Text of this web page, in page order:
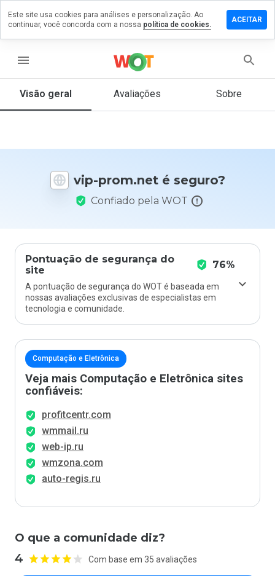
menu
Visão geral Avaliações Sobre
vip-prom.net é seguro?
Confiado pela WOT
Pontuação de segurança do
site
76%
A pontuação de segurança do WOT é baseada em
nossas avaliações exclusivas de especialistas em
tecnologia e comunidade.
Computação e Eletrônica
Veja mais Computação e Eletrônica sites
confiáveis:
profitcentr.com
wmmail.ru
web-ip.ru
wmzona.com
auto-regis.ru
O que a comunidade diz?
4 Com base em 35 avaliações
um
vip-
que
Este site usa cookies para análises e personalização. Ao
continuar, você concorda com a nossa política de cookies.
ACEITAR